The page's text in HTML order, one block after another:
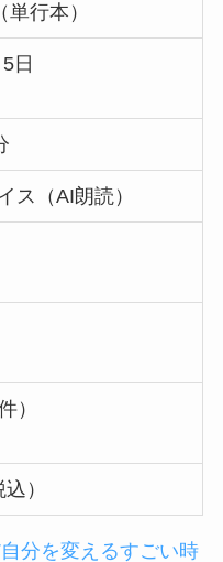
行本）
日
ス（AI朗読）
）
）
分を変えるすごい時